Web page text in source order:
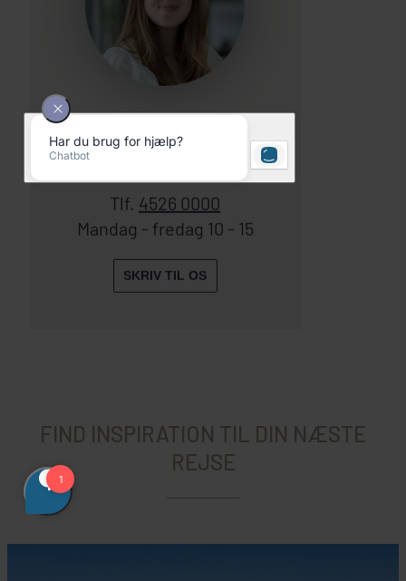
Julie Nygaard
Tlf. 4526 0000
Mandag - fredag 10 - 15
SKRIV TIL OS
FIND INSPIRATION TIL DIN NÆSTE
REJSE